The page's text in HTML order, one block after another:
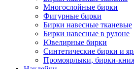
Многослойные бирки
Фигурные бирки
Бирки навесные тканевые
Бирки навесные в рулоне
Ювелирные бирки
Синтетические бирки и
Промоярлыки, бирки-